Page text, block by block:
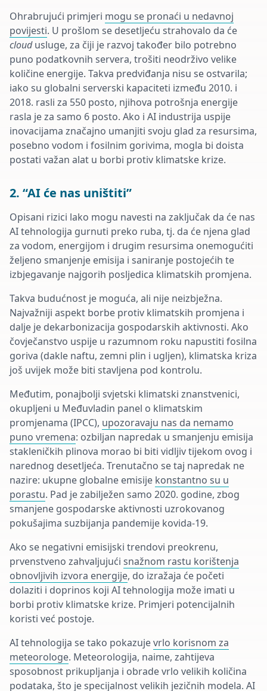
Ohrabrujući primjeri mogu se pronaći u nedavnoj
povijesti. U prošlom se desetljeću strahovalo da će
cloudusluge, za čiji je razvoj također bilo potrebno
puno podatkovnih servera, trošiti neodrživo velike
količine energije. Takva predviđanja nisu se ostvarila;
iako su globalni serverski kapaciteti između 2010. i
2018. rasli za 550 posto, njihova potrošnja energije
rasla je za samo 6 posto. Ako i AI industrija uspije
inovacijama značajno umanjiti svoju glad za resursima,
posebno vodom i fosilnim gorivima, mogla bi doista
postati važan alat u borbi protiv klimatske krize.
2. “AI će nas uništiti”
Opisani rizici lako mogu navesti na zaključak da će nas
AI tehnologija gurnuti preko ruba, tj. da će njena glad
za vodom, energijom i drugim resursima onemogućiti
željeno smanjenje emisija i saniranje postojećih te
izbjegavanje najgorih posljedica klimatskih promjena.
Takva budućnost je moguća, ali nije neizbježna.
Najvažniji aspekt borbe protiv klimatskih promjena i
dalje je dekarbonizacija gospodarskih aktivnosti. Ako
čovječanstvo uspije u razumnom roku napustiti fosilna
goriva (dakle naftu, zemni plin i ugljen), klimatska kriza
još uvijek može biti stavljena pod kontrolu.
Međutim, ponajbolji svjetski klimatski znanstvenici,
okupljeni u Međuvladin panel o klimatskim
promjenama (IPCC), upozoravaju nas da nemamo
puno vremena: ozbiljan napredak u smanjenju emisija
stakleničkih plinova morao bi biti vidljiv tijekom ovog i
narednog desetljeća. Trenutačno se taj napredak ne
nazire: ukupne globalne emisije konstantno su u
porastu. Pad je zabilježen samo 2020. godine, zbog
smanjene gospodarske aktivnosti uzrokovanog
pokušajima suzbijanja pandemije kovida-19.
Ako se negativni emisijski trendovi preokrenu,
prvenstveno zahvaljujući snažnom rastu korištenja
obnovljivih izvora energije, do izražaja će početi
dolaziti i doprinos koji AI tehnologija može imati u
borbi protiv klimatske krize. Primjeri potencijalnih
koristi već postoje.
AI tehnologija se tako pokazujevrlo korisnom za
meteorologe. Meteorologija, naime, zahtijeva
sposobnost prikupljanja i obrade vrlo velikih količina
podataka, što je specijalnost velikih jezičnih modela. AI